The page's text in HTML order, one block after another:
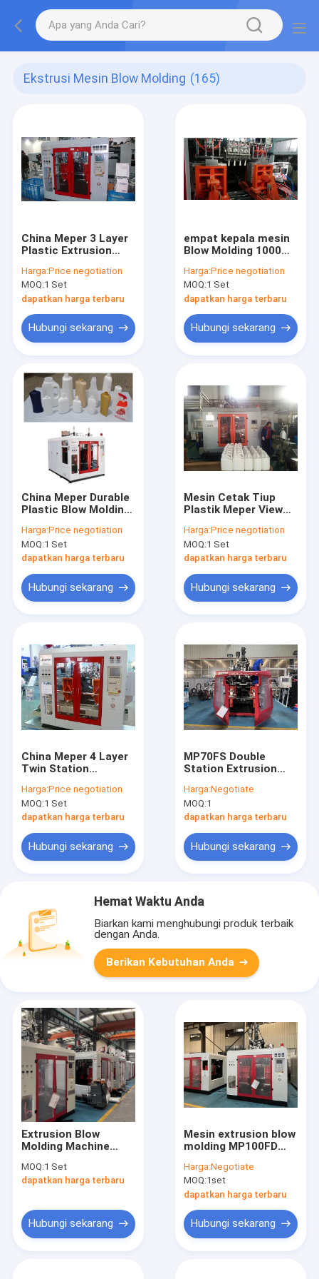
Ekstrusi Mesin Blow Molding (165)
China Meper 3 Layer
Plastic Extrusion
Machine 5L Dengan
Kepala Tunggal Atau
Kepala Ganda
Harga:Price negotiation
MOQ:1 Set
dapatkan harga terbaru
Hubungi sekarang
empat kepala mesin
Blow Molding 1000ml
cavites
Harga:Price negotiation
MOQ:1 Set
dapatkan harga terbaru
Hubungi sekarang
China Meper Durable
Plastic Blow Molding
Lapisan Enam Kepala
Presisi Tinggi
Harga:Price negotiation
MOQ:1 Set
dapatkan harga terbaru
Hubungi sekarang
Mesin Cetak Tiup
Plastik Meper View
Botol Pestisida
Galon
Harga:Price negotiation
MOQ:1 Set
dapatkan harga terbaru
Hubungi sekarang
China Meper 4 Layer
Twin Station
Molding Machine
Untuk Botol Kimia /
Pestisida
Harga:Price negotiation
MOQ:1 Set
dapatkan harga terbaru
Hubungi sekarang
MP70FS Double
Station Extrusion
Machine Untuk dijual
Harga:Negotiate
MOQ:1
dapatkan harga terbaru
Hubungi sekarang
Hemat Waktu Anda
Biarkan kami menghubungi produk terbaik
dengan Anda.
Berikan Kebutuhan Anda
Extrusion Blow
Molding Machine
Efficiency 80mm
Screw Diameter for
MOQ:1 Set
dapatkan harga terbaru
Hubungi sekarang
Mesin extrusion blow
molding MP100FD
Sekrup 180kN
Kekuatan penjepit 5L
100L
Harga:Negotiate
MOQ:1set
dapatkan harga terbaru
Hubungi sekarang